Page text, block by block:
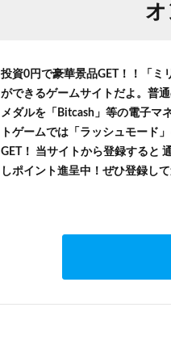
投資0円で豪華景品GET！！「ミ
ができるゲームサイトだよ。普
メダルを「Bitcash」等の電子マ
トゲームでは「ラッシュモード
GET！ 当サイトから登録すると
しポイント進呈中！ぜひ登録し